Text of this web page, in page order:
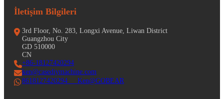
İletişim Bilgileri
3rd Floor, No. 283, Longxi Avenue, Liwan District
Guangzhou City
GD 510000
CN
+86-18127420294
ken@casediymachine.com
8618127420294 Ken@GOBEAR